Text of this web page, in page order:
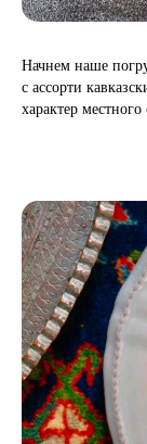
Начнем наше
с ассорти
характер